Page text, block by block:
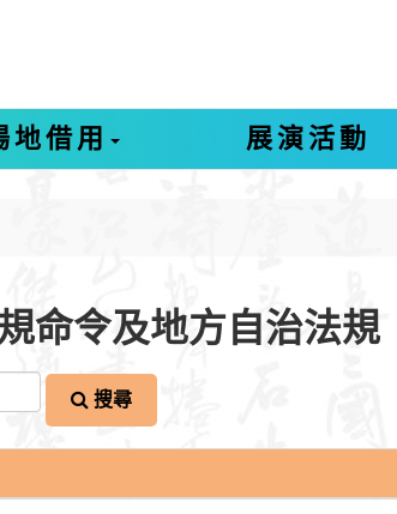
地借用 展演活動
命令及地方自治法規
搜尋